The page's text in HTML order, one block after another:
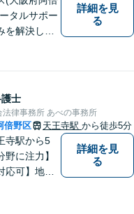
タルサポー
を解決しま
詳細を見
る
士
律事務所 あべの事務所
倍野区 天王寺駅 から徒歩5分
寺駅から5
に注力】
応可】地元
詳細を見
る